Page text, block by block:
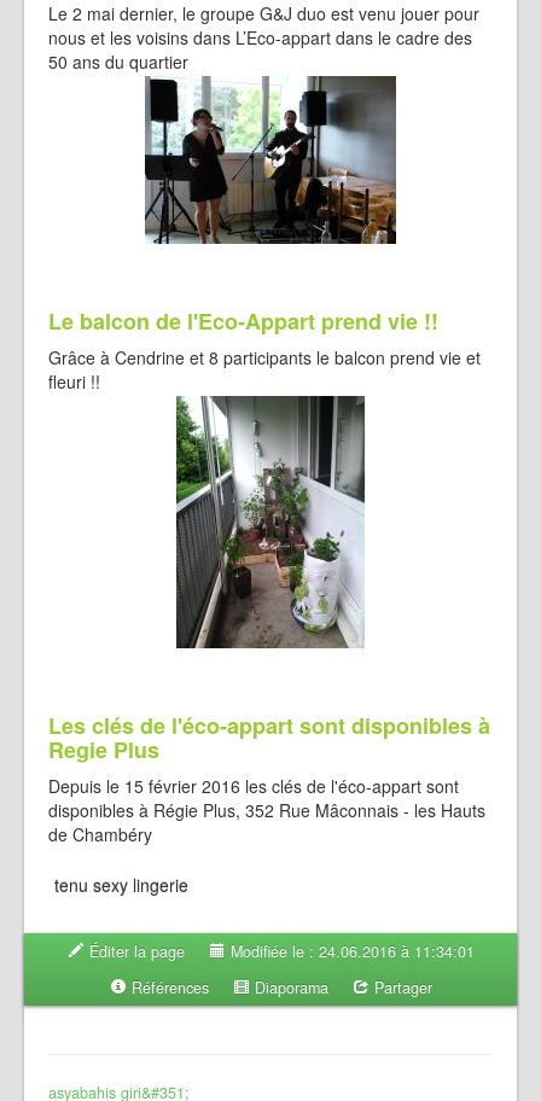
Le 2 mai dernier, le groupe G&J duo est venu jouer pour
nous et les voisins dans L’Eco-appart dans le cadre des
50 ans du quartier
Le balcon de l'Eco-Appart prend vie !!
Grâce à Cendrine et 8 participants le balcon prend vie et
fleuri !!
Les clés de l'éco-appart sont disponibles à
Regie Plus
Depuis le 15 février 2016 les clés de l'éco-appart sont
disponibles à Régie Plus, 352 Rue Mâconnais - les Hauts
de Chambéry
tenu sexy lingerie
Éditer la page
Modifiée le : 24.06.2016 à 11:34:01
Références
Diaporama Partager
asyabahis giri&#351;